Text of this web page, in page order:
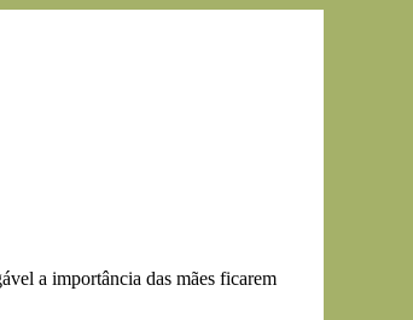
a importância das mães ficarem